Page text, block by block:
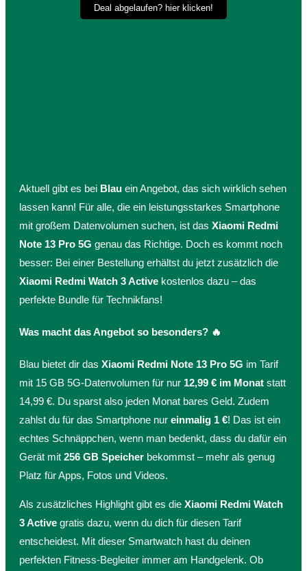
Aktuell gibt es bei Blau ein Angebot, das sich wirklich sehen
lassen kann! Für alle, die ein leistungsstarkes Smartphone
mit großem Datenvolumen suchen, ist das Xiaomi Redmi
Note 13 Pro 5G genau das Richtige. Doch es kommt noch
besser: Bei einer Bestellung erhältst du jetzt zusätzlich die
Xiaomi Redmi Watch 3 Active kostenlos dazu – das
perfekte Bundle für Technikfans!
Was macht das Angebot so besonders? 🔥
Blau bietet dir das Xiaomi Redmi Note 13 Pro 5G im Tarif
mit 15 GB 5G-Datenvolumen für nur 12,99 € im Monat statt
14,99 €. Du sparst also jeden Monat bares Geld. Zudem
zahlst du für das Smartphone nur einmalig 1 €! Das ist ein
echtes Schnäppchen, wenn man bedenkt, dass du dafür ein
Gerät mit 256 GB Speicher bekommst – mehr als genug
Platz für Apps, Fotos und Videos.
Als zusätzliches Highlight gibt es die Xiaomi Redmi Watch
3 Active gratis dazu, wenn du dich für diesen Tarif
entscheidest. Mit dieser Smartwatch hast du deinen
perfekten Fitness-Begleiter immer am Handgelenk. Ob
Deal abgelaufen? hier klicken!